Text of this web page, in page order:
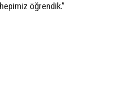
öğrendik.”